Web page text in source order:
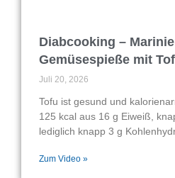
Diabcooking –
Gemüsespieße mit
Juli 20, 2026
Tofu ist gesund und
125 kcal aus 16 g Eiweiß,
lediglich knapp 3 g
Zum Video »